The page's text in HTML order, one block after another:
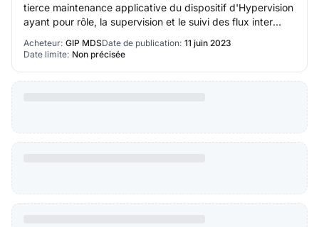
tierce maintenance applicative du dispositif d'Hypervision
ayant pour rôle, la supervision et le suivi des flux inter
Acheteur: GIP MDSDate de publication: 11 juin 2023
Date limite: Non précisée